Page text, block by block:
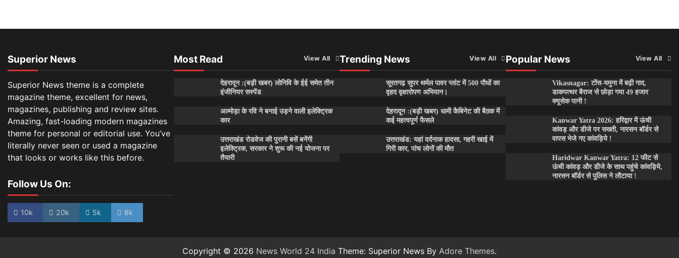
Superior News
Superior News theme is a complete
magazine theme, excellent for news,
magazines, publishing and review sites.
Amazing, fast-loading modern magazines
theme for personal or editorial use. You’ve
literally never seen or used a magazine
that looks or works like this before.
Follow Us On:
10k 20k 5k 8k
Most Read View All
देहरादून :(बड़ी खबर) लोनिवि के ईई समेत तीन
इंजीनियर सस्पेंड
अल्मोड़ा के रवि ने बनाई उड़ने वाली इलेक्ट्रिक
कार
उत्तराखंड रोडवेज की पुरानी बसें बनेंगी
इलेक्ट्रिक, सरकार ने शुरू की नई योजना पर
तैयारी
Trending News View All
सूरतगढ़ सुपर थर्मल पावर प्लांट में 500 पौधों का
वृहद वृक्षारोपण अभियान।
देहरादून :(बड़ी खबर) धामी कैबिनेट की बैठक में
कई महत्वपूर्ण फैसले
उत्तराखंड: यहां दर्दनाक हादसा, गहरी खाई में
गिरी कार, पांच लोगों की मौत
Popular News View All
Vikasnagar: टोंस-यमुना में बढ़ी गाद,
डाकपत्थर बैराज से छोड़ा गया 49 हजार
क्यूसेक पानी !
Kanwar Yatra 2026: हरिद्वार में ऊंची
कांवड़ और डीजे पर सख्ती, नारसन बॉर्डर से
वापस भेजे गए कांवड़िये !
Haridwar Kanwar Yatra: 12 फीट से
ऊंची कांवड़ और डीजे के साथ पहुंचे कांवड़िये,
नारसन बॉर्डर से पुलिस ने लौटाया !
Copyright © 2026 News World 24 India Theme: Superior News By Adore Themes.